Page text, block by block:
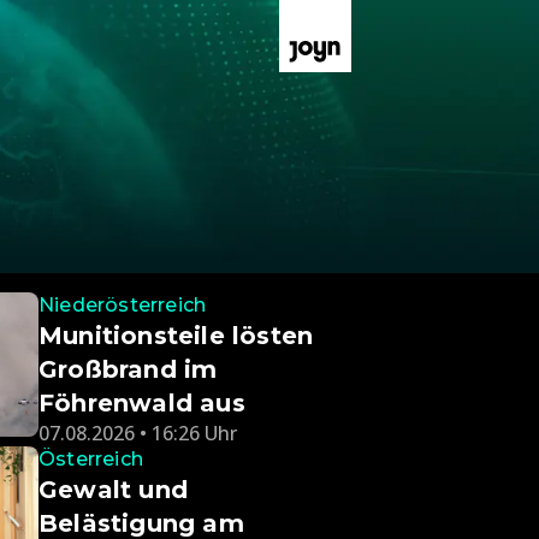
Niederösterreich
Munitionsteile lösten
Großbrand im
Föhrenwald aus
07.08.2026 • 16:26 Uhr
Österreich
Gewalt und
Belästigung am